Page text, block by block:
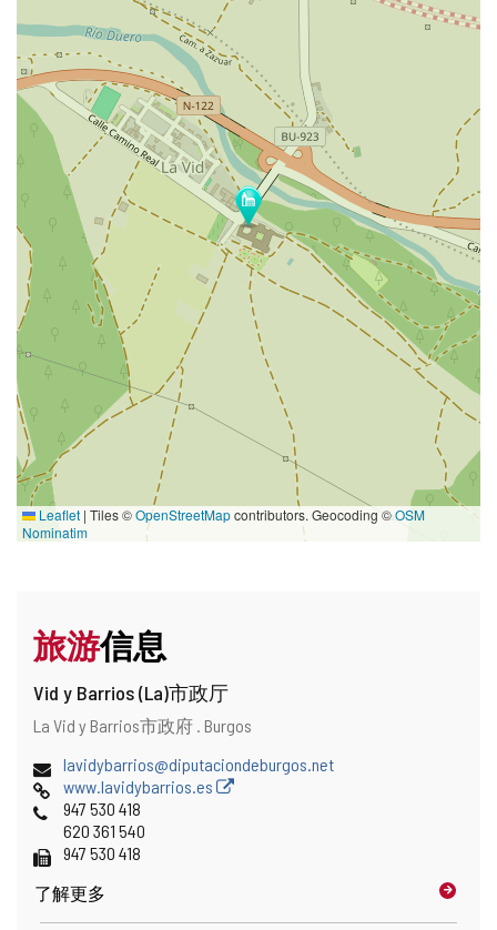
Leaflet | Tiles ©OpenStreetMapcontributors. Geocoding ©OSM
Nominatim
旅游信息
Vid y Barrios (La)市政厅
地
邮
地
址
La Vid y Barrios市政府 . Burgos
电
子
邮
地
址
lavidybarrios@diputaciondeburgos.net
网
页
www.lavidybarrios.es
电
947 530 418
620 361 540
传
真
947 530 418
了解更多